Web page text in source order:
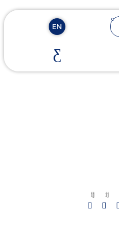
EN